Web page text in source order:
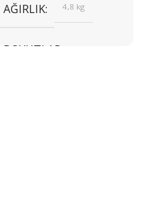
AĞIRLIK 4,8 kg
BOYUTLAR